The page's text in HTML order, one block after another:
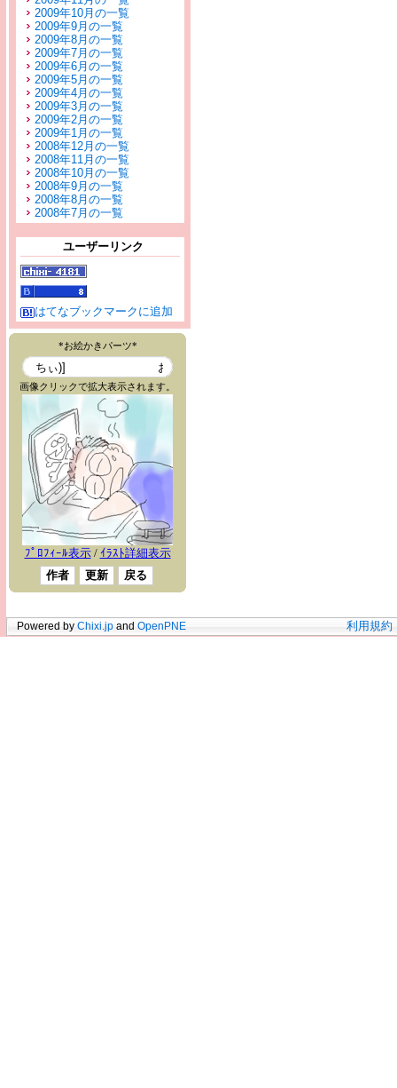
2009年10月の一覧
2009年9月の一覧
2009年8月の一覧
2009年7月の一覧
2009年6月の一覧
2009年5月の一覧
2009年4月の一覧
2009年3月の一覧
2009年2月の一覧
2009年1月の一覧
2008年12月の一覧
2008年11月の一覧
2008年10月の一覧
2008年9月の一覧
2008年8月の一覧
2008年7月の一覧
ユーザーリンク
はてなブックマークに追加
Powered by Chixi.jp and OpenPNE 利用規約